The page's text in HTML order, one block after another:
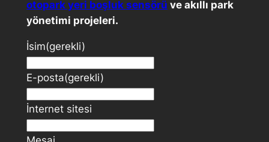
otopark yeri boşluk sensörü ve akıllı park
yönetimi projeleri.
İsim(gerekli)
E-posta(gerekli)
İnternet sitesi